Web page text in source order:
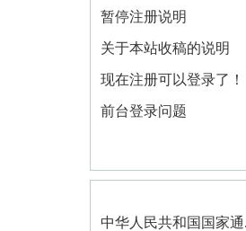
暂停注册说明
关于本站收稿的说明
现在注册可以登录了！
前台登录问题
中华人民共和国国家通